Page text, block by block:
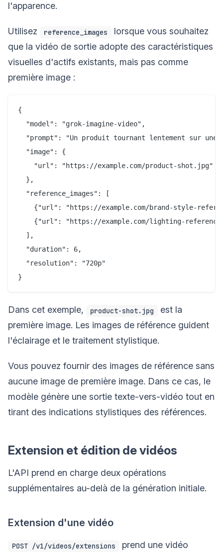
l'apparence.
Utilisez reference_images
lorsque vous souhaitez
que la vidéo de sortie adopte des caractéristiques
visuelles d'actifs existants, mais pas comme
première image :
{
  "model": "grok-imagine-video",
"prompt": "Un produit tournant lentement sur une
  "image": {
    "url": "https://example.com/product-shot.jpg"
  },
  "reference_images": [
{"url": "https://example.com/brand-style-
{"url": "https://example.com/lighting-
  ],
  "duration": 6,
  "resolution": "720p"
Dans cet exemple, product-shot.jpg
est la
première image. Les images de référence guident
l'éclairage et le traitement stylistique.
Vous pouvez fournir des images de référence sans
aucune image de première image. Dans ce cas, le
modèle génère une sortie texte-vers-vidéo tout en
tirant des indications stylistiques des références.
Extension et édition de vidéos
L'API prend en charge deux opérations
supplémentaires au-delà de la génération initiale.
Extension d'une vidéo
POST /v1/videos/extensions prend une vidéo